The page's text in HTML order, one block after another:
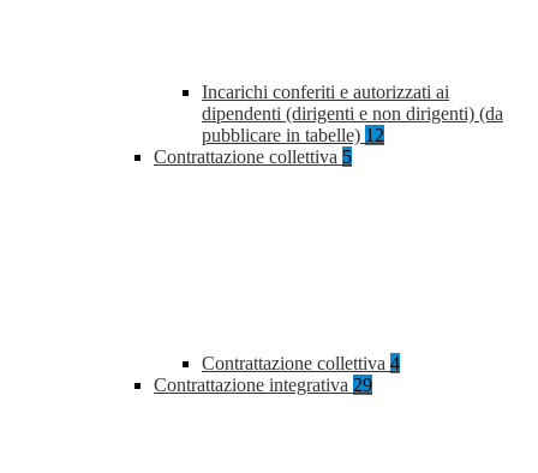
Incarichi conferiti e autorizzati ai
dipendenti (dirigenti e non dirigenti) (da
pubblicare in tabelle) 12
Contrattazione collettiva 5
Contrattazione collettiva 4
Contrattazione integrativa 29